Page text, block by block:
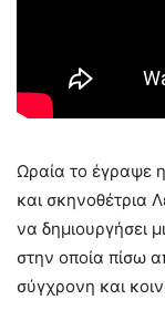
Ωραία το έγραψε
και σκηνοθέτρια
να δημιουργήσει
στην οποία πίσω
σύγχρονη και